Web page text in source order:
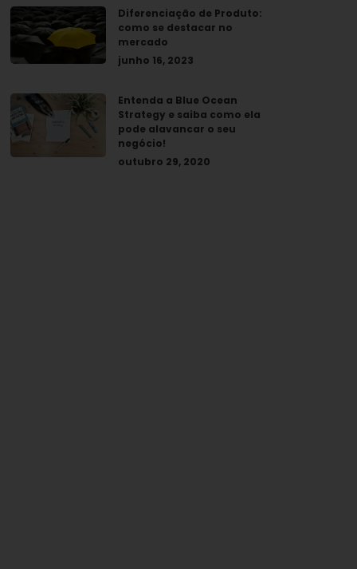
Diferenciação de Produto:
como se destacar no
mercado
junho 16, 2023
Entenda a Blue Ocean
Strategy e saiba como ela
pode alavancar o seu
negócio!
outubro 29, 2020